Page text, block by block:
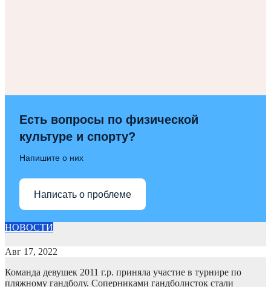
Есть вопросы по физической
культуре и спорту?
Напишите о них
Написать о проблеме
НОВОСТИ
Авг 17, 2022
Команда девушек 2011 г.р. приняла участие в турнире по
пляжному гандболу. Соперниками гандболисток стали